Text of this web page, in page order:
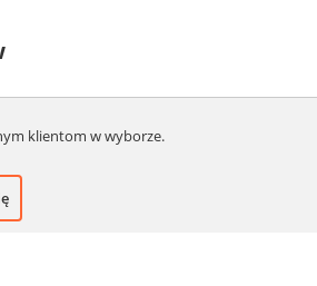
klientom w wyborze.